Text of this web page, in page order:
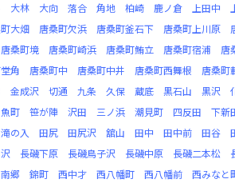
大林 大向 落合 角地 柏崎 鹿ノ倉 上田中
大畑 唐桑町欠浜 唐桑町釜石下 唐桑町上川原
唐桑町境 唐桑町崎浜 唐桑町鮪立 唐桑町宿浦 唐
角 唐桑町中 唐桑町中井 唐桑町西舞根 唐桑町
金成沢 切通 九条 久保 蔵底 黒石山 黒沢
魚町 笹が陣 沢田 三ノ浜 潮見町 四反田 下新
滝の入 田尻 田尻沢 舘山 田中 田中前 田谷
長磯下原 長磯鳥子沢 長磯中原 長磯二本松
南郷 錦町 西中才 西八幡町 西八幡前 西みなと